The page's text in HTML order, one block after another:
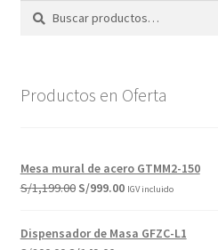
Buscar
Buscar
Productos en Oferta
Mesa mural de acero GTMM2-150
S/1,199.00 El
original
era:
S/999.00El
actual
IGV incluido
Dispensador de Masa GFZC-L1